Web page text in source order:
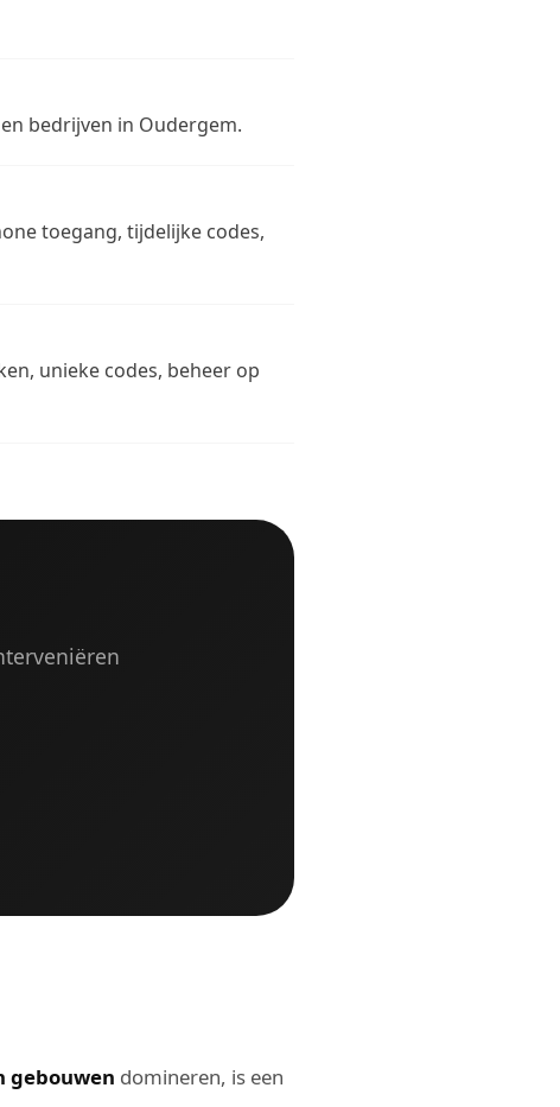
bedrijven in Oudergem.
toegang, tijdelijke codes,
unieke codes, beheer op
gebouwen domineren, is een